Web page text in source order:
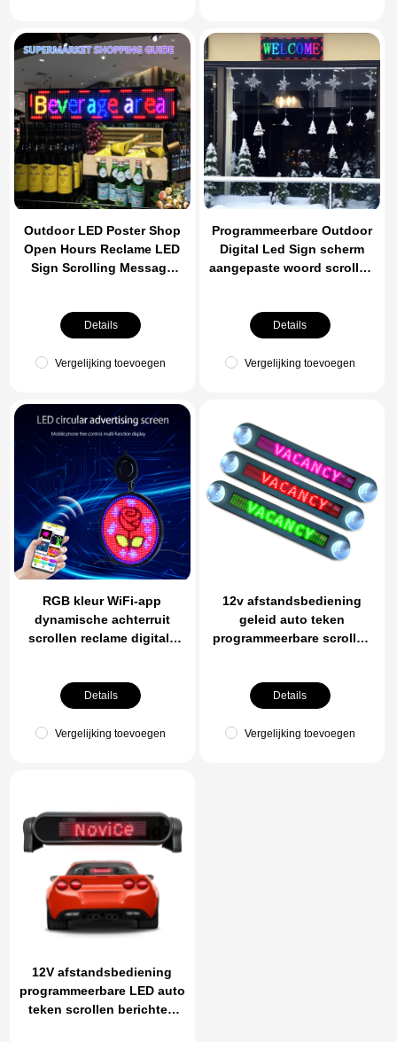
Outdoor LED Poster Shop
Open Hours Reclame LED
Sign Scrolling Message
Digital Display Screen
Details
Vergelijking toevoegen
Programmeerbare Outdoor
Digital Led Sign scherm
aangepaste woord scrollen
telefoon en Windows
Details
Vergelijking toevoegen
RGB kleur WiFi-app
dynamische achterruit
scrollen reclame digitale
Led auto scherm
Details
Vergelijking toevoegen
12v afstandsbediening
geleid auto teken
programmeerbare scrollen
Details
Vergelijking toevoegen
12V afstandsbediening
programmeerbare LED auto
teken scrollen berichten